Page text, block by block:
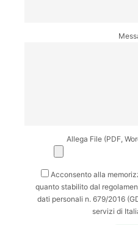
Allega File (PDF,
Acconsento alla
quanto stabilito dal
dati personali n. 679/2016
servizi di